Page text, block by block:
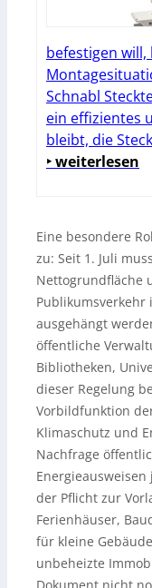
befestigen
Schnabl
ein effizientes
bleibt, die
‣ weiterlesen
Eine besondere
zu: Seit 1. Juli
Nettogrundfläche
Publikumsverkehr
ausgehängt
öffentliche
Bibliotheken,
dieser Regelung
Vorbildfunktion
Klimaschutz und
Nachfrage
der Pflicht zur
Ferienhäuser,
für kleine
unbeheizte
Dokument nicht